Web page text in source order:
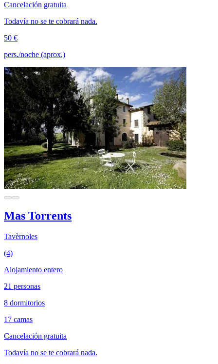
Cancelación gratuita
Todavía no se te cobrará nada.
50 €
pers./noche (aprox.)
Mas Torrents
Tavèrnoles
(4)
Alojamiento entero
21 personas
8 dormitorios
17 camas
Cancelación gratuita
Todavía no se te cobrará nada.